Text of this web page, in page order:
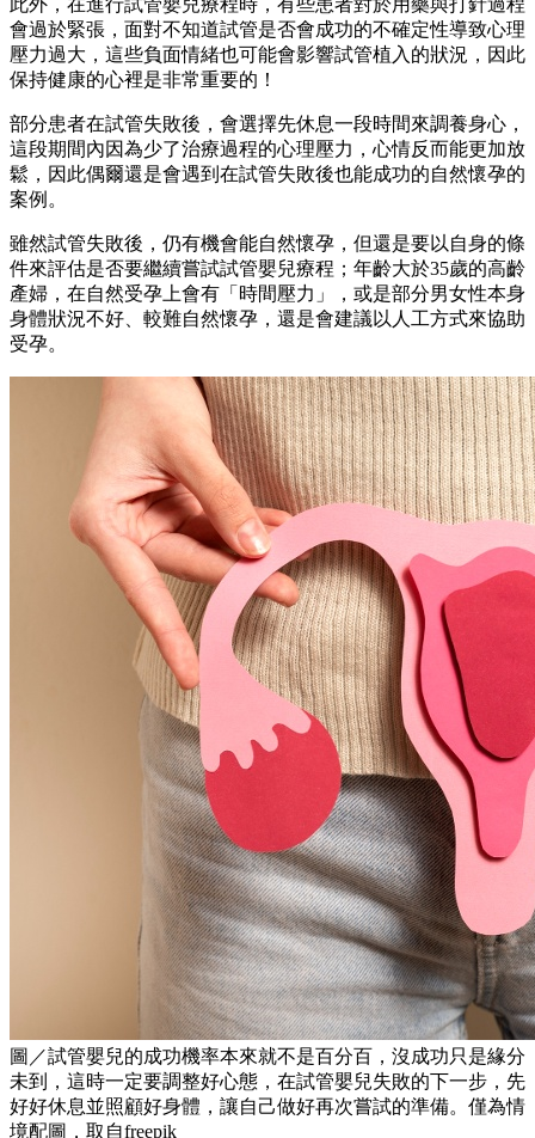
會過於緊張，面對不知道試管是否會成功的不確定性導致心理
壓力過大，這些負面情緒也可能會影響試管植入的狀況，因此
保持健康的心裡是非常重要的！
部分患者在試管失敗後，會選擇先休息一段時間來調養身心，
這段期間內因為少了治療過程的心理壓力，心情反而能更加放
鬆，因此偶爾還是會遇到在試管失敗後也能成功的自然懷孕的
案例。
雖然試管失敗後，仍有機會能自然懷孕，但還是要以自身的條
件來評估是否要繼續嘗試試管嬰兒療程 ； 年齡大於35歲的高齡
產婦，在自然受孕上會有「時間壓力」
，或是部分男女性本身
身體狀況不好、較難自然懷孕，還是會建議以人工方式來協助
受孕。
圖／試管嬰兒的成功機率本來就不是百分百，沒成功只是緣分
未到，這時一定要調整好心態，在試管嬰兒失敗的下一步，先
好好休息並照顧好身體，讓自己做好再次嘗試的準備。僅為情
境配圖，取自freepik